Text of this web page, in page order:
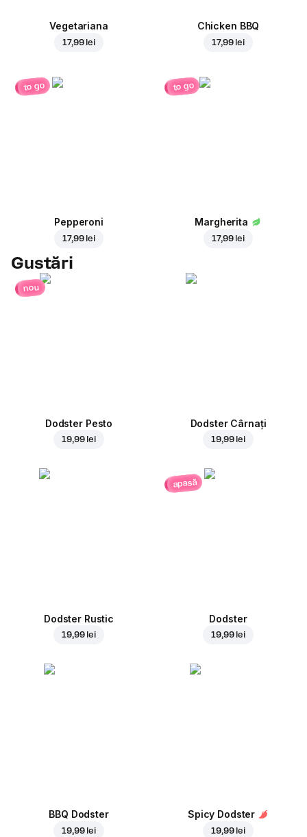
Vegetariana
17,99 lei
Chicken BBQ
17,99 lei
to go
Pepperoni
17,99 lei
to go
Margherita
17,99 lei
Gustări
nou
Dodster Pesto
19,99 lei
Dodster Cârnați
19,99 lei
Dodster Rustic
19,99 lei
apasă
Dodster
19,99 lei
BBQ Dodster
19,99 lei
Spicy Dodster
19,99 lei